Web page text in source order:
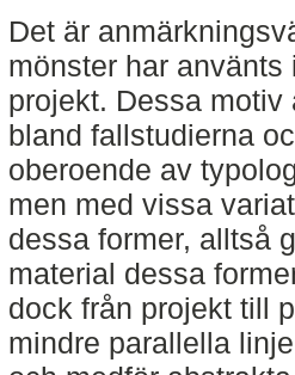
Det är
mönster har
projekt. Dessa motiv
bland fallstudierna
oberoende av
men med vissa
dessa former, alltså
material dessa
dock från projekt till
mindre parallella